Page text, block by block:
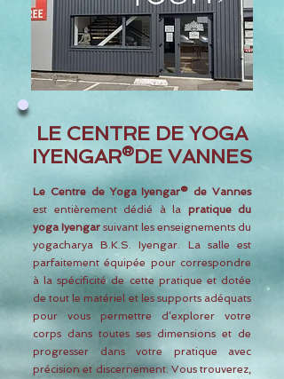
LE CENTRE DE YOGA
IYENGAR®DE VANNES
Le Centre de Yoga Iyengar® de Vannes
est entièrement dédié à la pratique du
yoga Iyengar suivant les enseignements du
yogacharya B.K.S. Iyengar. La salle est
parfaitement équipée pour correspondre
à la spécificité de cette pratique et dotée
de tout le matériel et les supports adéquats
pour vous permettre d’explorer votre
corps dans toutes ses dimensions et de
progresser dans votre pratique avec
précision et discernement. Vous trouverez,